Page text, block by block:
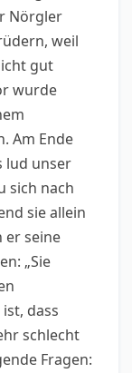
Nörgler
weil
gut
wurde
Am Ende
lud unser
sich nach
sie allein
er seine
„Sie
dass
schlecht
Fragen: